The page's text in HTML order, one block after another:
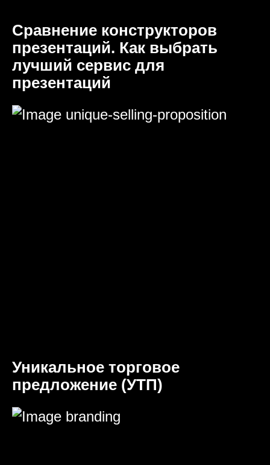
Сравнение конструкторов
презентаций. Как выбрать
лучший сервис для
презентаций
Уникальное торговое
предложение (УТП)